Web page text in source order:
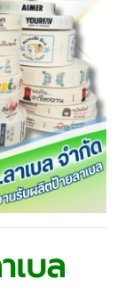
เบล